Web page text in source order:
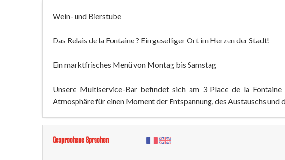
Wein- und Bierstube
Das Relais de la Fontaine ? Ein geselliger Ort im Herzen der Stadt!
Ein marktfrisches Menü von Montag bis Samstag
Unsere Multiservice-Bar befindet sich am 3 Place de la Fontaine
Atmosphäre für einen Moment der Entspannung, des Austauschs und
Gesprochene Sprachen